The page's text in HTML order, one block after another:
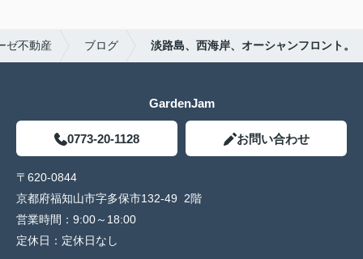
ゼ不動産 ブログ 淡路島、西海岸、オーシャンフロント。
GardenJam
0773-20-1128 お問い合わせ
〒620-0844
京都府福知山市字多保市132-49 2階
営業時間： 9:00～18:00
定休日： 定休日なし